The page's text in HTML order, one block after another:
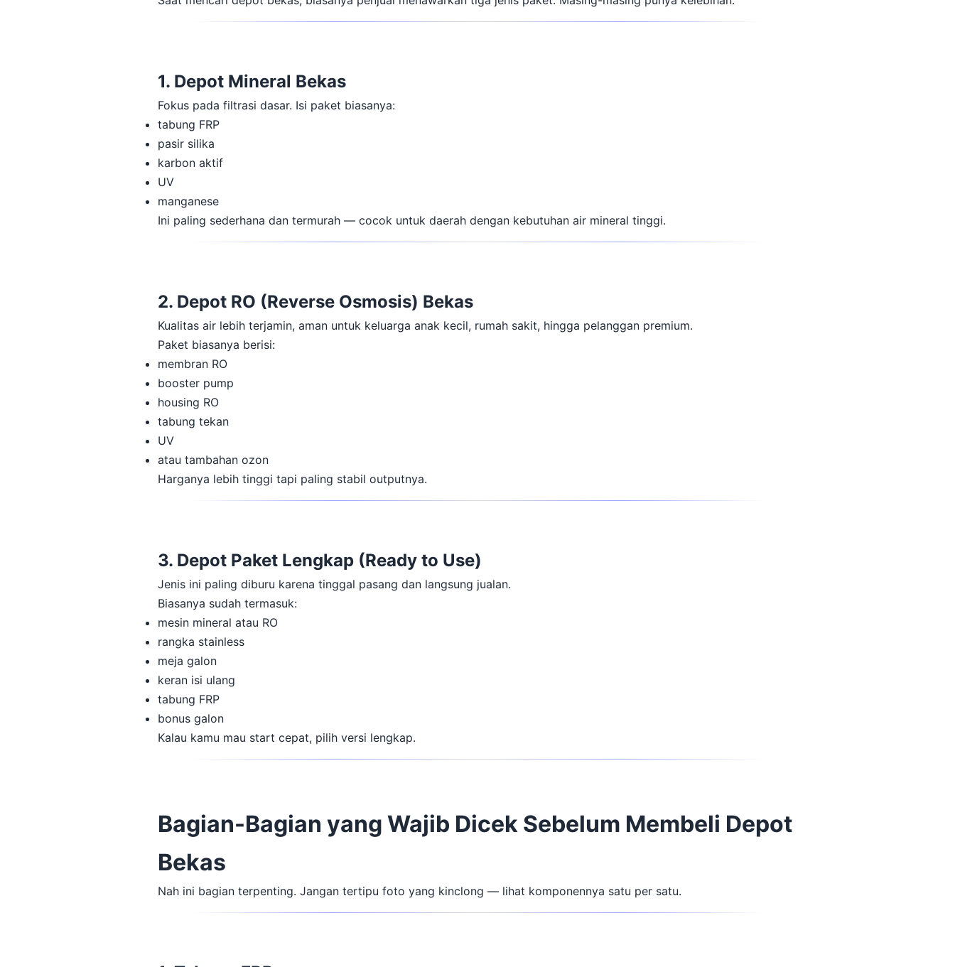
1. Depot Mineral Bekas
Fokus pada filtrasi dasar. Isi paket biasanya:
tabung FRP
pasir silika
karbon aktif
UV
manganese
Ini paling sederhana dan termurah — cocok untuk daerah dengan kebutuhan air mineral tinggi.
2. Depot RO (Reverse Osmosis) Bekas
Kualitas air lebih terjamin, aman untuk keluarga anak kecil, rumah sakit, hingga pelanggan premium.
Paket biasanya berisi:
membran RO
booster pump
housing RO
tabung tekan
UV
atau tambahan ozon
Harganya lebih tinggi tapi paling stabil outputnya.
3. Depot Paket Lengkap (Ready to Use)
Jenis ini paling diburu karena tinggal pasang dan langsung jualan.
Biasanya sudah termasuk:
mesin mineral atau RO
rangka stainless
meja galon
keran isi ulang
tabung FRP
bonus galon
Kalau kamu mau start cepat, pilih versi lengkap.
Bagian-Bagian yang Wajib Dicek Sebelum Membeli Depot
Bekas
Nah ini bagian terpenting. Jangan tertipu foto yang kinclong — lihat komponennya satu per satu.